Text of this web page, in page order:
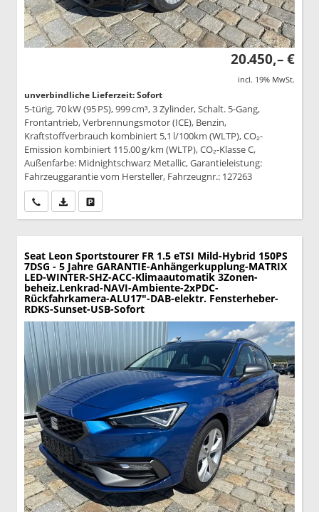
20.450,– €
incl. 19% MwSt.
unverbindliche Lieferzeit: Sofort
5-türig, 70 kW (95 PS), 999 cm³, 3 Zylinder, Schalt. 5-Gang,
Frontantrieb, Verbrennungsmotor (ICE), Benzin,
Kraftstoffverbrauch kombiniert 5,1 l/100km (WLTP), CO₂-
Emission kombiniert 115.00 g/km (WLTP), CO₂-Klasse C,
Außenfarbe: Midnightschwarz Metallic, Garantieleistung:
Fahrzeuggarantie vom Hersteller, Fahrzeugnr.: 127263
Wir rufen Sie anPDF-Datei, Fahrzeugexposé drucken
Seat Leon Sportstourer FR 1.5 eTSI Mild-Hybrid 150PS
7DSG - 5 Jahre GARANTIE-Anhängerkupplung-MATRIX
LED-WINTER-SHZ-ACC-Klimaautomatik 3Zonen-
beheiz.Lenkrad-NAVI-Ambiente-2xPDC-
Rückfahrkamera-ALU17"-DAB-elektr. Fensterheber-
RDKS-Sunset-USB-Sofort